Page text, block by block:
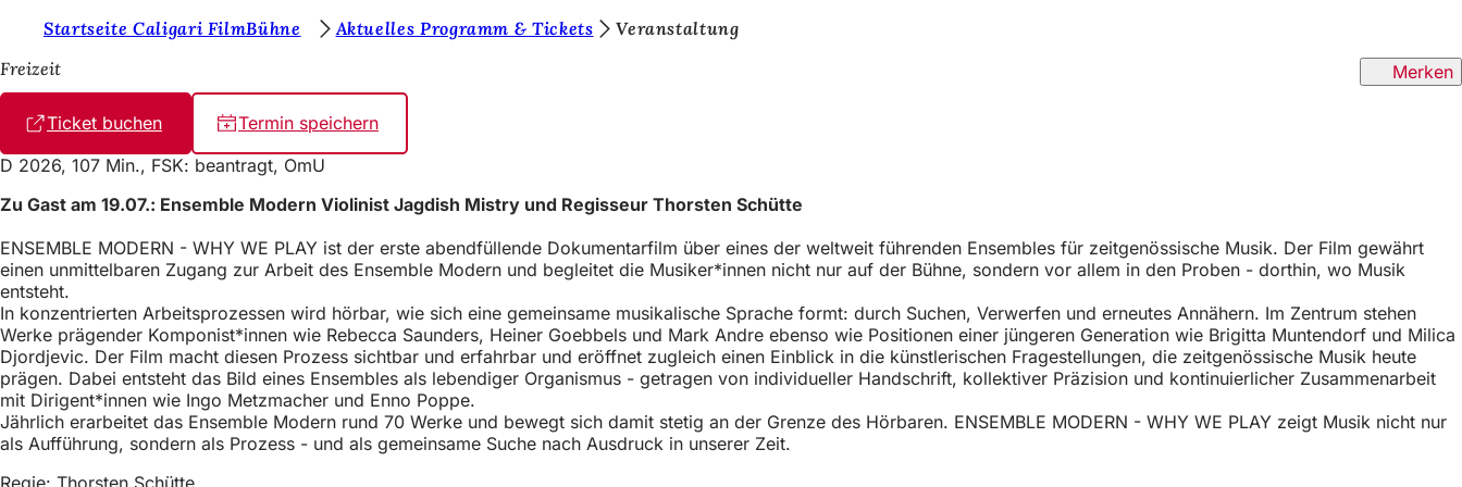
Inhalt anspringen
i
e
e
f
i
n
d
e
n
s
i
c
Startseite Caligari FilmBühne Aktuelles Programm & Tickets
Veranstaltung
Freizeit
Merken
Ticket buchen(
f
n
t
e
i
n
e
m
n
e
u
Termin speichern
D 2026, 107 Min., FSK: beantragt, OmU
Zu Gast am 19.07.: Ensemble Modern Violinist Jagdish Mistry und Regisseur Thorsten Schütte
ENSEMBLE MODERN - WHY WE PLAY ist der erste abendfüllende Dokumentarfilm über eines der weltweit führenden Ensembles für zeitgenössische Musik. Der Film gewährt
einen unmittelbaren Zugang zur Arbeit des Ensemble Modern und begleitet die Musiker*innen nicht nur auf der Bühne, sondern vor allem in den Proben - dorthin, wo Musik
entsteht.
In konzentrierten Arbeitsprozessen wird hörbar, wie sich eine gemeinsame musikalische Sprache formt: durch Suchen, Verwerfen und erneutes Annähern. Im Zentrum stehen
Werke prägender Komponist*innen wie Rebecca Saunders, Heiner Goebbels und Mark Andre ebenso wie Positionen einer jüngeren Generation wie Brigitta Muntendorf und Milica
Djordjevic. Der Film macht diesen Prozess sichtbar und erfahrbar und eröffnet zugleich einen Einblick in die künstlerischen Fragestellungen, die zeitgenössische Musik heute
prägen. Dabei entsteht das Bild eines Ensembles als lebendiger Organismus - getragen von individueller Handschrift, kollektiver Präzision und kontinuierlicher Zusammenarbeit
mit Dirigent*innen wie Ingo Metzmacher und Enno Poppe.
Jährlich erarbeitet das Ensemble Modern rund 70 Werke und bewegt sich damit stetig an der Grenze des Hörbaren. ENSEMBLE MODERN - WHY WE PLAY zeigt Musik nicht nur
als Aufführung, sondern als Prozess - und als gemeinsame Suche nach Ausdruck in unserer Zeit.
Regie: Thorsten Schütte